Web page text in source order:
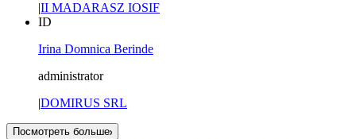
|II MADARASZ IOSIF
ID
Irina Domnica Berinde
administrator
|DOMIRUS SRL
Посмотреть больше